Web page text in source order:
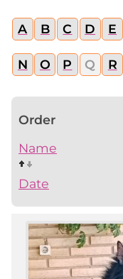
A B C D E
N O P Q R
Order
Name
Date